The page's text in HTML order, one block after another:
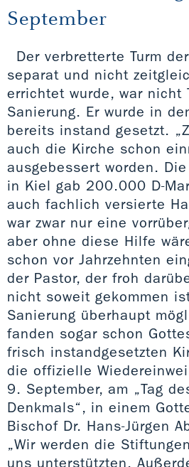
September
Der verbretterte Turm
separat und nicht
errichtet wurde, war nicht
Sanierung. Er wurde in
bereits instand gesetzt.
auch die Kirche schon
ausgebessert worden.
in Kiel gab 200.000 D-
auch fachlich versierte
war zwar nur eine
aber ohne diese Hilfe
schon vor Jahrzehnten
der Pastor, der froh
nicht soweit gekommen
Sanierung überhaupt
fanden sogar schon
frisch instandgesetzten
die offizielle
9. September, am „Tag
Denkmals“, in einem
Bischof Dr. Hans-Jürgen
„Wir werden die
uns unterstützten.